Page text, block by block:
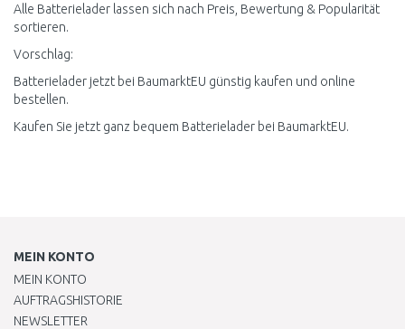
Alle Batterielader lassen sich nach Preis, Bewertung & Popularität
sortieren.
Vorschlag:
Batterielader jetzt bei BaumarktEU günstig kaufen und online
bestellen.
Kaufen Sie jetzt ganz bequem Batterielader bei BaumarktEU.
MEIN KONTO
MEIN KONTO
AUFTRAGSHISTORIE
NEWSLETTER